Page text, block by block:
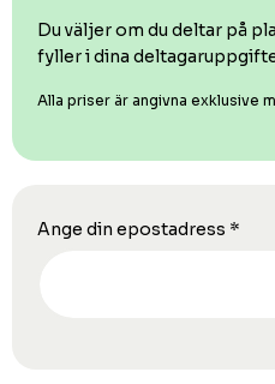
Du väljer om du deltar på
fyller i dina
Alla priser är angivna exklusive
Ange din epostadress *